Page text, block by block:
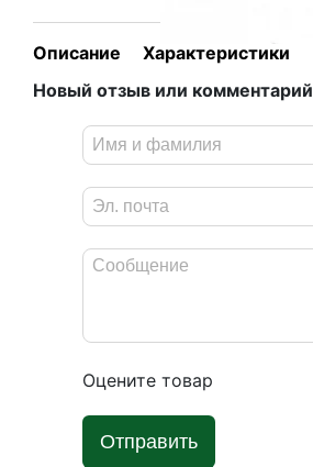
Описание
Характеристики
Новый отзыв или комментарий
Оцените товар
Отправить